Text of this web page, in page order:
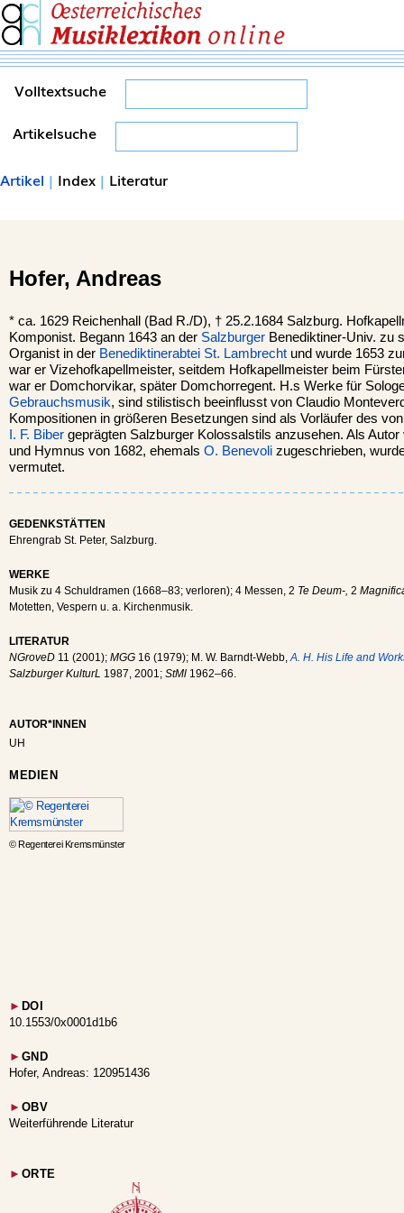
Volltextsuche
Artikelsuche
Artikel | Index | Literatur
Hofer, Andreas
* ca. 1629 Reichenhall (Bad R./D), † 25.2.1684 Salzburg.
Komponist. Begann 1643 an der Salzburger Benediktiner-Univ. zu
Organist in der Benediktinerabtei St. Lambrecht und wurde 1653
war er Vizehofkapellmeister, seitdem Hofkapellmeister beim
war er Domchorvikar, später Domchorregent. H.s Werke für
Gebrauchsmusik, sind stilistisch beeinflusst von Claudio
Kompositionen in größeren Besetzungen sind als Vorläufer des
I. F. Biber geprägten Salzburger Kolossalstils anzusehen. Als
und Hymnus von 1682, ehemals O. Benevoli zugeschrieben,
vermutet.
GEDENKSTÄTTEN
Ehrengrab St. Peter, Salzburg.
WERKE
Musik zu 4 Schuldramen (1668–83; verloren); 4 Messen, 2 Te Deum-, 2
Motetten, Vespern u. a. Kirchenmusik.
LITERATUR
NGroveD 11 (2001); MGG 16 (1979); M. W. Barndt-Webb,A. H. His Life and
Salzburger KulturL 1987, 2001; StMl 1962–66.
AUTOR*INNEN
UH
MEDIEN
© Regenterei Kremsmünster
► DOI
10.1553/0x0001d1b6
► GND
Hofer, Andreas: 120951436
► OBV
Weiterführende Literatur
► ORTE